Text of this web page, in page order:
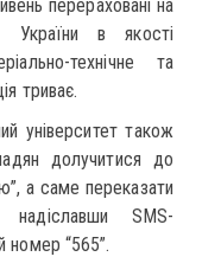
перераховані на
України в якості
технічне та
триває.
університет також
долучитися до
а саме переказати
SMS-
номер “565”.